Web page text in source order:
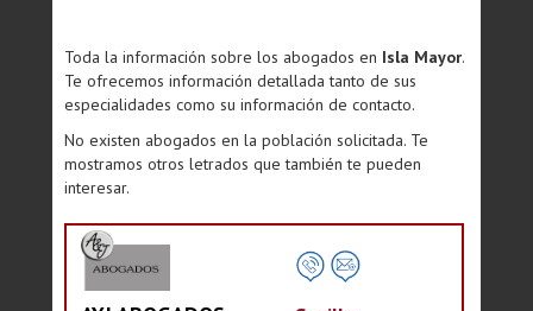
Toda la información sobre los abogados en Isla Mayor.
Te ofrecemos información detallada tanto de sus
especialidades como su información de contacto.
No existen abogados en la población solicitada. Te
mostramos otros letrados que también te pueden
interesar.